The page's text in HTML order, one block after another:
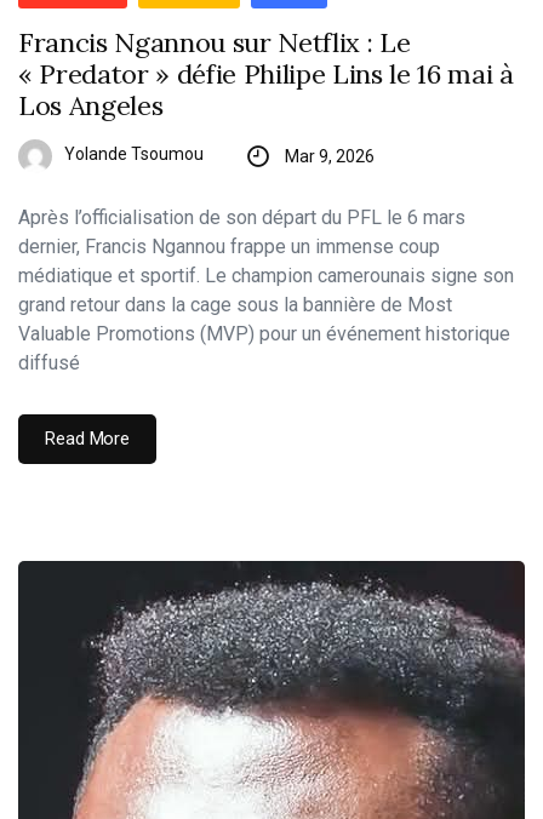
Francis Ngannou sur Netflix : Le
« Predator » défie Philipe Lins le 16 mai à
Los Angeles
Yolande Tsoumou Mar 9, 2026
Après l’officialisation de son départ du PFL le 6 mars
dernier, Francis Ngannou frappe un immense coup
médiatique et sportif. Le champion camerounais signe son
grand retour dans la cage sous la bannière de Most
Valuable Promotions (MVP) pour un événement historique
diffusé
Read More